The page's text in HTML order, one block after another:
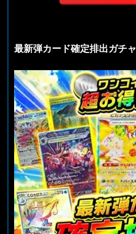
最新弾カード確定排出ガチャ